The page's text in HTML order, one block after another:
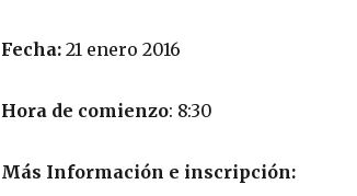
Fecha: 21 enero 2016
Hora de comienzo: 8:30
Más Información e inscripción: